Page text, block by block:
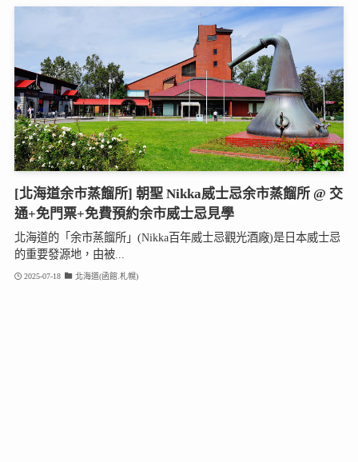
[北海道余市蒸餾所] 朝聖 Nikka威士忌余市蒸餾所 @ 交
通+免門票+免費預約余市威士忌見學
北海道的「余市蒸餾所」(Nikka百年威士忌觀光酒廠)是日本威士忌
的重要發源地，由被...
2025-07-18 北海道(函館.札幌)